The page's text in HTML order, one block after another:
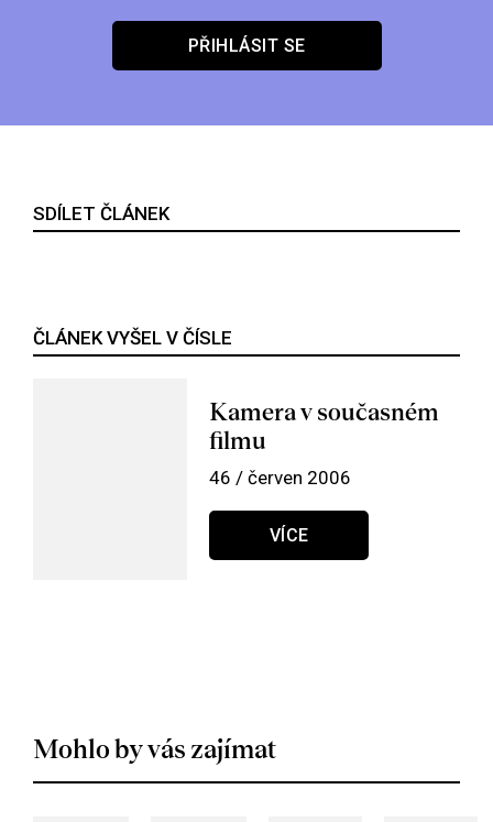
PŘIHLÁSIT SE
SDÍLET ČLÁNEK
ČLÁNEK VYŠEL V ČÍSLE
Kamera v současném
filmu
46 / červen 2006
VÍCE
Mohlo by vás zajímat